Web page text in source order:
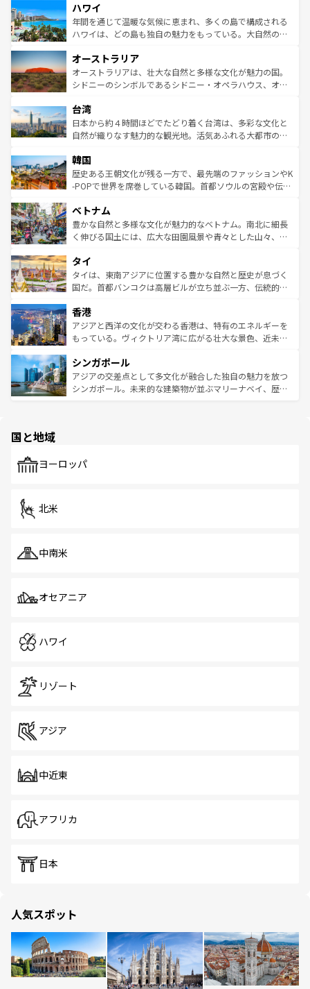
ば市内交通費無料で観光を楽しむこともできる。 なお、新
着のスイス情報はコンテンツ一覧 を参照してほしい。
のような巨大都市は、観光、ショッピング、エンターテイ
ンメントが詰まった刺激的なスポットだ。一方、アメリカ
西部には大自然が広がり、グランドキャニオンやイエロー
部のニューオーリンズでは、音楽と美食が融合した独特の
文化が魅力。旅行者はアメリカの各地域で異なる魅力を楽
しみながら、その多様性と豊かな歴史を感じることができ
ならではの贅沢な旅のスタイルだ。 なお、新着のアメリカ
情報はコンテンツ一覧を参照してほしい。
ハワイ
年間を通じて温暖な気候に恵まれ、多くの島で構成される
ハワイは、どの島も独自の魅力をもっている。大自然の神
ワイ島は見逃せない。また、定番の観光地といえばオアフ
島だが、静かな自然を求めるならマウイ島やカウアイ島が
おすすめ。エメラルドグリーンに輝く海をはじめ、豊かな
れるおもてなしの心で訪れる人々を迎えてくれるハワイの
人々、おいしいローカルフードやハワイアンミュージッ
ク、伝統的なフラダンスなど、すべてがハワイの魅力を彩
ワイを、存分に味わってほしい。 なお、新着のハワイ情報
はコンテンツ一覧を参照してほしい。
オーストラリア
オーストラリアは、壮大な自然と多様な文化が魅力の国。
シドニーのシンボルであるシドニー・オペラハウス、オー
リアリーフや大陸中央部にそびえるウルル（エアーズロッ
ク）、タスマニアの美しい原生林やケアンズの熱帯雨林な
ど、見どころがたくさん。また、カフェやワイン、オージ
いる。アクティビティも充実しており、サーフィンやダイ
ビング、ハイキングなど、アウトドア好きにはたまらな
い。オーストラリアの多彩な魅力を存分に味わいつくそ
参照してほしい。
台湾
日本から約４時間ほどでたどり着く台湾は、多彩な文化と
自然が織りなす魅力的な観光地。活気あふれる大都市の台
ン）、静ひつな山岳地帯である台湾東部など、都市の喧騒
と山間の静けさが共存しており、訪れる人に新しい発見と
驚きをもたらしてくれる。また、奥深い台湾の食文化も魅
容にもいいと評判のスイーツなど、バラエティ豊かな料理
が味わえる。 なお、新着の台湾情報は コンテンツ一覧を参
照してほしい。
韓国
歴史ある王朝文化が残る一方で、最先端のファッションやK
-POPで世界を席巻している韓国。首都ソウルの宮殿や伝統
き、地方に足を延ばせば四季折々の自然美を楽しむことが
できる。そして、キムチや焼肉、絶品のストリートフード
まで、さまざまな韓国料理が待っている。夜には、韓国な
リティに包まれながら、韓国の多彩な魅力を心ゆくまで味
わってみてほしい。 なお、新着の韓国情報はコンテンツ一
覧を参照してほしい。
ベトナム
豊かな自然と多様な文化が魅力的なベトナム。南北に細長
く伸びる国土には、広大な田園風景や青々とした山々、世
急速な発展と共に伝統が息づく。ハノイの古い町並みやホ
ーチミン市のフランス統治時代の建物も、独特の雰囲気を
醸し出している。また、バラエティの豊かさとおいしさで
とつ。フォーやバインミー、ベトナムコーヒーなどは、ぜ
ひ現地で味わいたい。どの地域を訪れてもあたたかい人々
が旅行者を迎えてくれるので、きっと忘れられない旅にな
参照してほしい。
タイ
タイは、東南アジアに位置する豊かな自然と歴史が息づく
国だ。首都バンコクは高層ビルが立ち並ぶ一方、伝統的な
の活気が交差している。北部ではチェンマイなどの山岳地
帯で自然と触れ合い、南部ではプーケットやクラビの美し
いビーチでリゾート気分を楽しむことができる。タイ料理
激する。気候は一年中温暖で、どの季節にも異なる楽しみ
が待っている。親しみやすいタイの人々、仏教を中心とし
た文化、そして多様な観光資源が、訪れる旅人を魅了し続
香港
アジアと西洋の文化が交わる香港は、特有のエネルギーを
もっている。ヴィクトリア湾に広がる壮大な景色、近未来
み、どこを訪れても感動するはず。観光スポットが密集し
ており、効率よく見どころを回れるのも魅力。息をのむよ
うな絶景から文化的な体験まで、香港を存分に楽しみ尽く
シンガポール
アジアの交差点として多文化が融合した独自の魅力を放つ
シンガポール。未来的な建築物が並ぶマリーナベイ、歴史
で、ホーカーズは地元の風情を楽しめる外せないスポット
国と地域
ヨーロッパ
北米
中南米
オセアニア
ハワイ
リゾート
アジア
中近東
アフリカ
日本
人気スポット